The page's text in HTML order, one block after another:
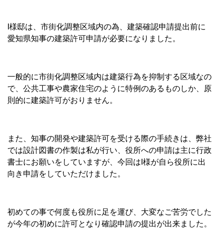
I様邸は、市街化調整区域内の為、建築確認申請提出前に
愛知県知事の建築許可申請が必要になりました。
一般的に市街化調整区域内は建築行為を抑制する区域なの
で、公共工事や農家住宅のように特例のあるものしか、原
則的に建築許可がおりません。
また、知事の開発や建築許可を受ける際の手続きは、弊社
では設計図書の作製は私が行い、役所への申請は主に行政
書士にお願いをしていますが、今回はI様が自ら役所に出
向き申請をしていただけました。
初めての事で何度も役所に足を運び、大変なご苦労でした
が今年の初めに許可となり確認申請の提出が出来ました。